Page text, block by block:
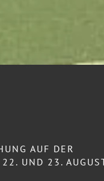
AUF DER
UND 23.